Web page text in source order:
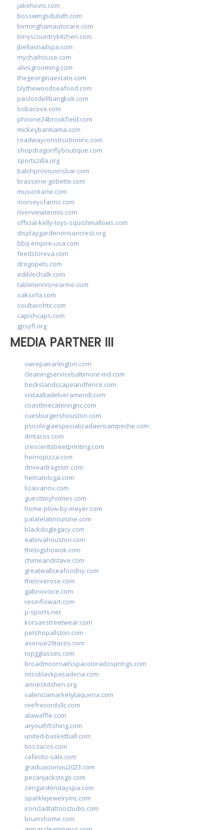
jakehovis.com
bosswingsduluth.com
birminghamautocare.com
tonyscountrykitchen.com
jbellasnailspa.com
mychaihouse.com
alvisgrooming.com
thegeorginaestate.com
blythewoodseafood.com
paolosdelibangkok.com
bobacove.com
phoone24brookfield.com
mickeybarmama.com
roadwayconstructioninc.com
shopdragonflyboutique.com
sportszilla.org
batchprovisionsbar.com
brasserie-gobette.com
musicrearte.com
morseysfarms.com
riverviewtennis.com
official-kelly-toys-squishmallows.com
displaygardenonsuncrest.org
bbq-empire-usa.com
feedstoreva.com
drogopets.com
ediblechalk.com
tabletennisnearme.com
oaksofa.com
soultacohtx.com
capishcaps.com
gpsyfl.org
MEDIA PARTNER III
vwrepairarlington.com
cleaningservicebaltimore-md.com
beckslandscapeandfence.com
vistaaltadelveramendi.com
coastlinecateringnc.com
cuesburgershouston.com
psicologiaespecializadaencampeche.com
dmtacos.com
crescentstreetprinting.com
hornopizza.com
driveadragster.com
hematologa.com
lizaivanov.com
guesttinyhomes.com
home-plow-by-meyer.com
palatelatincuisine.com
blackdoglegacy.com
eatvivahouston.com
thebigshowok.com
chimeandstave.com
greatwallseafoodny.com
theloverose.com
gabriovoice.com
resinflowart.com
p-sports.net
korsairstreetwear.com
petshopallston.com
avenue26tacos.com
topgglasses.com
broadmoornailsspacoloradosprings.com
missblackpasadena.com
anneskitchen.org
valenciamarketytaqueria.com
reefrecordsllc.com
alawaffle.com
aryouthfishing.com
united-basketball.com
tios-tacos.com
cafecito-satx.com
graduacionviu2023.com
pecanjackstogo.com
zengardendayspa.com
sparklejewelryinc.com
ironcladtattoostudio.com
bruinshome.com